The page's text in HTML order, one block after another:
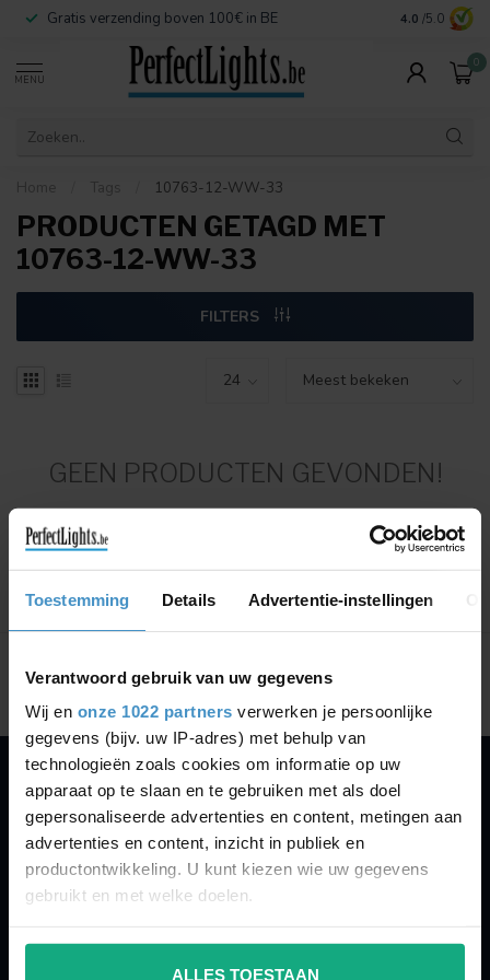
Toestemming Details Advertentie-instellingen
Verantwoord gebruik van uw gegevens
Wij en onze 1022 partners verwerken je persoonlijke
gegevens (bijv. uw IP-adres) met behulp van
technologieën zoals cookies om informatie op uw
apparaat op te slaan en te gebruiken met als doel
gepersonaliseerde advertenties en content, metingen aan
advertenties en content, inzicht in publiek en
productontwikkeling. U kunt kiezen wie uw gegevens
gebruikt en met welke doelen.
Als u het toestaat, willen we ook graag:
ALLES TOESTAAN
Gratis verzending boven 100€ in BE Veilige
4.0 /5.0
MENU
0
Home Tags 10763-12-WW-33
PRODUCTEN GETAGD MET
10763-12-WW-33
FILTERS
GEEN PRODUCTEN GEVONDEN!
Toon1-0van 0
PERFECTLIGHTS
Gegevens:
Kruisbeeldsraat 72
9220 Hamme